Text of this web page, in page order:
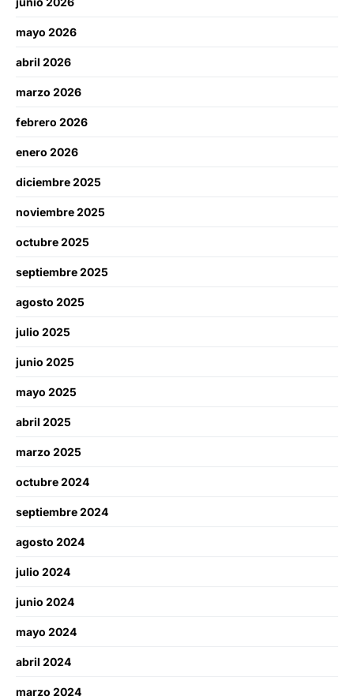
mayo 2026
abril 2026
marzo 2026
febrero 2026
enero 2026
diciembre 2025
noviembre 2025
octubre 2025
septiembre 2025
agosto 2025
julio 2025
junio 2025
mayo 2025
abril 2025
marzo 2025
octubre 2024
septiembre 2024
agosto 2024
julio 2024
junio 2024
mayo 2024
abril 2024
marzo 2024